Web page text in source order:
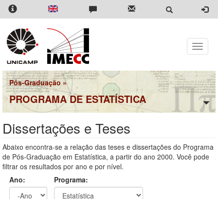
Pular
para
conteúdo
principal
Toggle
Pós-Graduação »
PROGRAMA DE ESTATÍSTICA
Dissertações e Teses
Abaixo encontra-se a relação das teses e dissertações do Programa
de Pós-Graduação em Estatística, a partir do ano 2000. Você pode
filtrar os resultados por ano e por nível.
Ano:
Programa: